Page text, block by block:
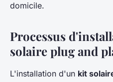
domicile.
Processus
solaire plug and
L'installation d'un kit